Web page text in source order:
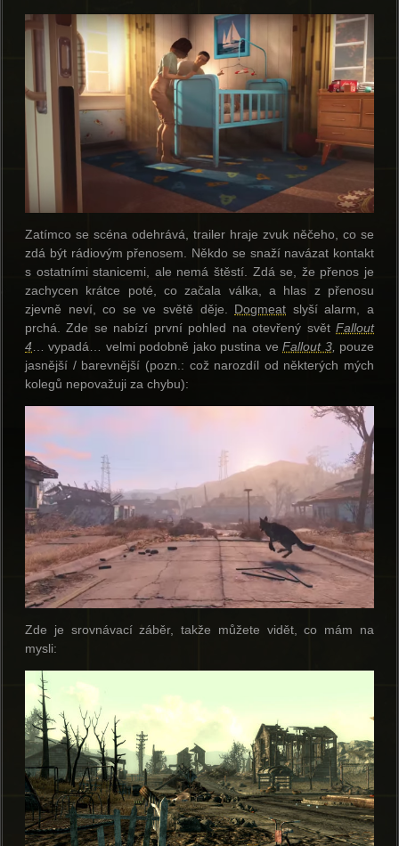
Zatímco se scéna odehrává, trailer hraje zvuk něčeho, co se
zdá být rádiovým přenosem. Někdo se snaží navázat kontakt
s ostatními stanicemi, ale nemá štěstí. Zdá se, že přenos je
zachycen krátce poté, co začala válka, a hlas z přenosu
zjevně neví, co se ve světě děje. Dogmeat slyší alarm, a
prchá. Zde se nabízí první pohled na otevřený svět Fallout
4 … vypadá… velmi podobně jako pustina veFallout 3, pouze
jasnější / barevnější (pozn.: což narozdíl od některých mých
kolegů nepovažuji za chybu):
Zde je srovnávací záběr, takže můžete vidět, co mám na
mysli: